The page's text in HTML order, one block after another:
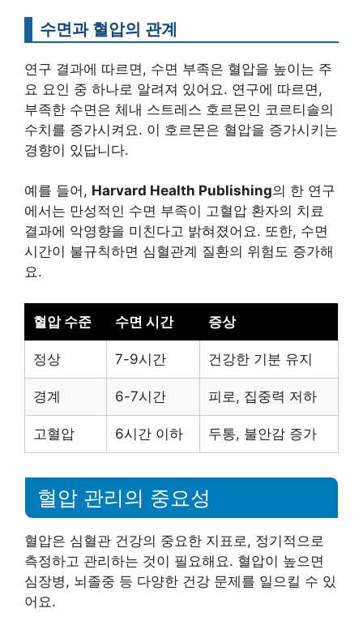
수면과 혈압의 관계
연구 결과에 따르면, 수면 부족은 혈압을 높이는 주
요 요인 중 하나로 알려져 있어요. 연구에 따르면,
부족한 수면은 체내 스트레스 호르몬인 코르티솔의
수치를 증가시켜요. 이 호르몬은 혈압을 증가시키는
경향이 있답니다.
예를 들어, Harvard Health Publishing의 한 연구
에서는 만성적인 수면 부족이 고혈압 환자의 치료
결과에 악영향을 미친다고 밝혀졌어요. 또한, 수면
시간이 불규칙하면 심혈관계 질환의 위험도 증가해
요.
혈압 수준 수면 시간 증상
정상 7-9시간 건강한 기분 유지
경계 6-7시간 피로, 집중력 저하
고혈압 6시간 이하 두통, 불안감 증가
혈압 관리의 중요성
혈압은 심혈관 건강의 중요한 지표로, 정기적으로
측정하고 관리하는 것이 필요해요. 혈압이 높으면
심장병, 뇌졸중 등 다양한 건강 문제를 일으킬 수 있
어요.